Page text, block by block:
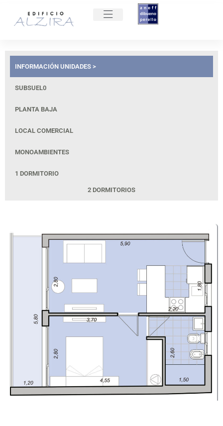
INFORMACIÓN UNIDADES >
SUBSUEL0
PLANTA BAJA
LOCAL COMERCIAL
MONOAMBIENTES
1 DORMITORIO
2 DORMITORIOS